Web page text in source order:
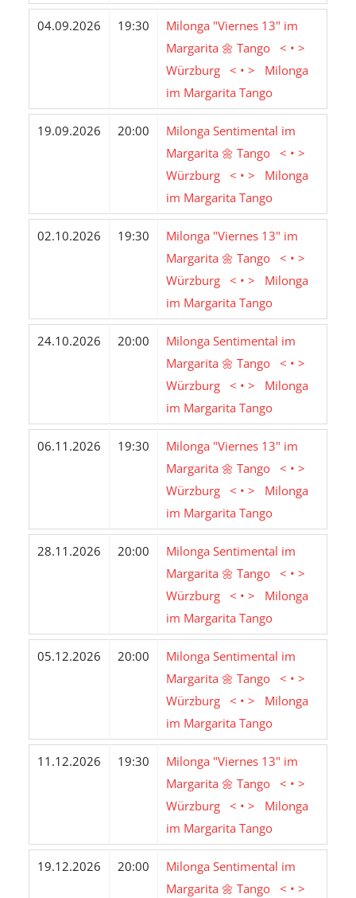
04.09.2026 19:30
Milonga "Viernes 13" im
Margarita 🌼 Tango < • >
Würzburg < • > Milonga
im Margarita Tango
19.09.2026 20:00
Milonga Sentimental im
Margarita 🌼 Tango < • >
Würzburg < • > Milonga
im Margarita Tango
02.10.2026 19:30
Milonga "Viernes 13" im
Margarita 🌼 Tango < • >
Würzburg < • > Milonga
im Margarita Tango
24.10.2026 20:00
Milonga Sentimental im
Margarita 🌼 Tango < • >
Würzburg < • > Milonga
im Margarita Tango
06.11.2026 19:30
Milonga "Viernes 13" im
Margarita 🌼 Tango < • >
Würzburg < • > Milonga
im Margarita Tango
28.11.2026 20:00
Milonga Sentimental im
Margarita 🌼 Tango < • >
Würzburg < • > Milonga
im Margarita Tango
05.12.2026 20:00
Milonga Sentimental im
Margarita 🌼 Tango < • >
Würzburg < • > Milonga
im Margarita Tango
11.12.2026 19:30
Milonga "Viernes 13" im
Margarita 🌼 Tango < • >
Würzburg < • > Milonga
im Margarita Tango
19.12.2026 20:00
Milonga Sentimental im
Margarita 🌼 Tango < • >